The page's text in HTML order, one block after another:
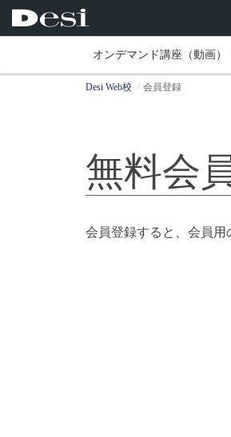
オンデマンド講座（動画）
Desi Web校 会員登録
無料会
会員登録すると、会員用